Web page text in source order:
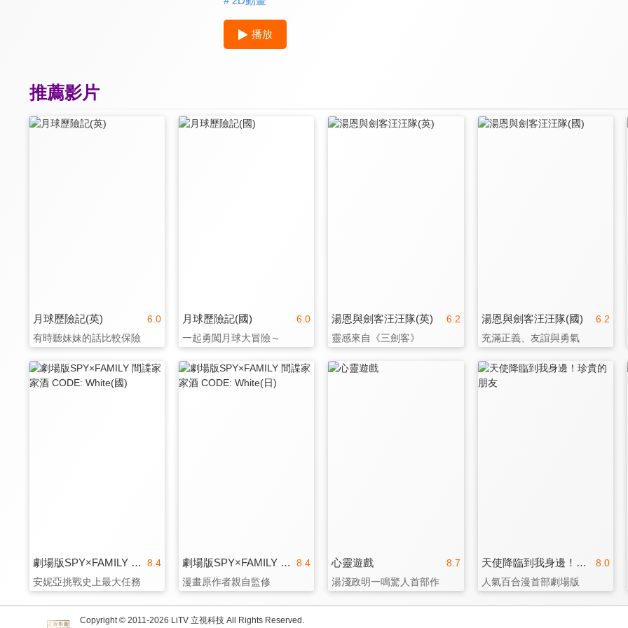
播放
推薦影片
6.0
月球歷險記(英)
有時聽妹妹的話比較保險
6.0
月球歷險記(國)
一起勇闖月球大冒險～
6.2
湯恩與劍客汪汪隊(英)
靈感來自《三劍客》
6.2
湯恩與劍客汪汪隊(國)
充滿正義、友誼與勇氣
8.4
劇場版SPY×FAMILY 間諜家家酒 CODE: White(國)
安妮亞挑戰史上最大任務
8.4
劇場版SPY×FAMILY 間諜家家酒 CODE: White(日)
漫畫原作者親自監修
8.7
心靈遊戲
湯淺政明一鳴驚人首部作
8.0
天使降臨到我身邊！珍貴的朋友
人氣百合漫首部劇場版
Copyright © 2011-2026 LiTV 立視科技 All Rights Reserved.